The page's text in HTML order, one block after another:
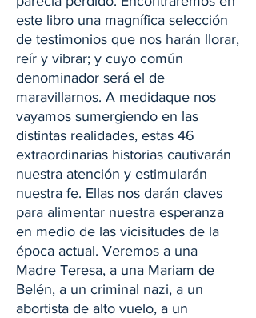
este libro una magnífica selección
de testimonios que nos harán llorar,
reír y vibrar; y cuyo común
denominador será el de
maravillarnos. A medidaque nos
vayamos sumergiendo en las
distintas realidades, estas 46
extraordinarias historias cautivarán
nuestra atención y estimularán
nuestra fe. Ellas nos darán claves
para alimentar nuestra esperanza
en medio de las vicisitudes de la
época actual. Veremos a una
Madre Teresa, a una Mariam de
Belén, a un criminal nazi, a un
abortista de alto vuelo, a un